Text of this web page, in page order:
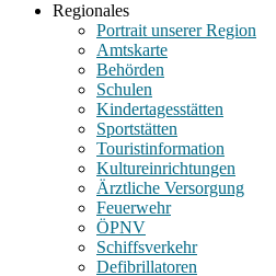
Regionales
Portrait unserer Region
Amtskarte
Behörden
Schulen
Kindertagesstätten
Sportstätten
Touristinformation
Kultureinrichtungen
Ärztliche Versorgung
Feuerwehr
ÖPNV
Schiffsverkehr
Defibrillatoren